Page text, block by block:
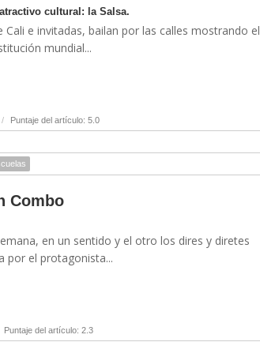
cultural: la Salsa.
e invitadas, bailan por las calles mostrando el
mundial...
/ Puntaje del artículo: 5.0
Combo
en un sentido y el otro los dires y diretes
por el protagonista...
Puntaje del artículo: 2.3